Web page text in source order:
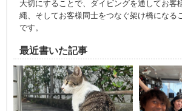
大切にすることで、ダイビングを通してお客
縄、そしてお客様同士をつなぐ架け橋になる
です。
最近書いた記事